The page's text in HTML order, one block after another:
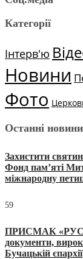
Категорії
Інтерв'ю
Новини
Фото
Останні новини
Захистити
Фонд пам’яті
міжнародну
59
ПРИСМАК
документи, вирок
Бучацькій єпархії